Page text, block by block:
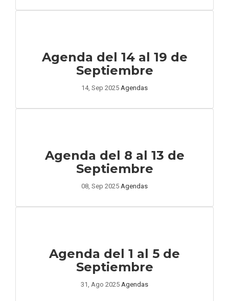
Agenda del 14 al 19 de
Septiembre
14, Sep 2025 Agendas
Agenda del 8 al 13 de
Septiembre
08, Sep 2025 Agendas
Agenda del 1 al 5 de
Septiembre
31, Ago 2025 Agendas